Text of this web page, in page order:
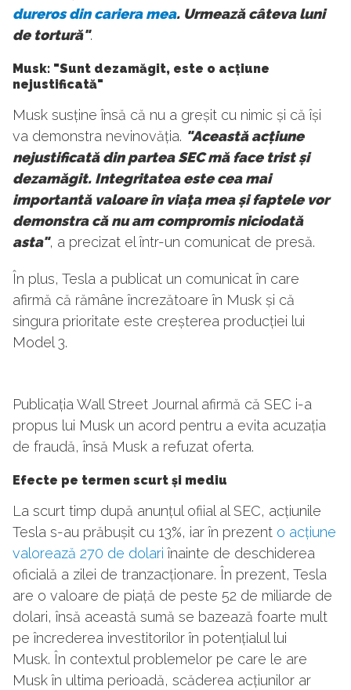
dureros din cariera mea. Urmează câteva luni
de tortură".
Musk: "Sunt dezamăgit, este o acțiune
nejustificată"
Musk susține însă că nu a greșit cu nimic și că își
va demonstra nevinovăția. "Această acțiune
nejustificată din partea SEC mă face trist și
dezamăgit. Integritatea este cea mai
importantă valoare în viața mea și faptele vor
demonstra că nu am compromis niciodată
asta", a precizat el într-un comunicat de presă.
În plus, Tesla a publicat un comunicat în care
afirmă că rămâne încrezătoare în Musk și că
singura prioritate este creșterea producției lui
Model 3.
Publicația Wall Street Journal afirmă că SEC i-a
propus lui Musk un acord pentru a evita acuzația
de fraudă, însă Musk a refuzat oferta.
Efecte pe termen scurt și mediu
La scurt timp după anunțul ofiial al SEC, acțiunile
Tesla s-au prăbușit cu 13%, iar în prezent o acțiune
valorează 270 de dolari înainte de deschiderea
oficială a zilei de tranzacționare. În prezent, Tesla
are o valoare de piață de peste 52 de miliarde de
dolari, însă această sumă se bazează foarte mult
pe încrederea investitorilor în potențialul lui
Musk. În contextul problemelor pe care le are
Musk în ultima perioadă, scăderea acțiunilor ar